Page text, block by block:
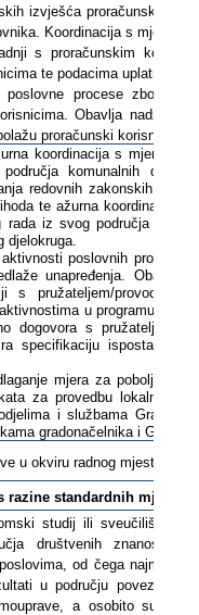
izvješća proračunskih
Koordinacija s
s proračunskim
te podacima uplatnih
procese zbog
Obavlja nadzor
proračunski korisnici.
koordinacija s
komunalnih
redovnih zakonskih
te ažurna koordinacija
iz svog područja oko
djelokruga.
poslovnih procesa.
unapređenja. Obavlja
pružateljem/provoditeljem
u programu,
dogovora s pružateljem/
specifikaciju
mjera za poboljšanje
za provedbu lokalne
i službama Grada.
gradonačelnika i
u okviru radnog mjesta, po
razine standardnih mjerila
studij ili sveučilišni
društvenih znanosti -
od čega najmanje
u području povezanom
a osobito